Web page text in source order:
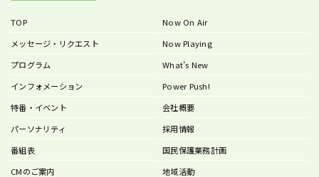
TOP
メッセージ・リクエスト
プログラム
インフォメーション
特番・イベント
パーソナリティ
番組表
CMのご案内
Now On Air
Now Playing
What’s New
Power Push!
会社概要
採用情報
国民保護業務計画
地域活動